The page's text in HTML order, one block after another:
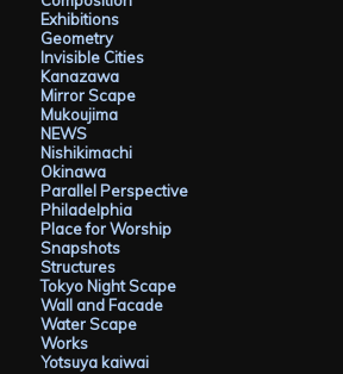
Exhibitions
Geometry
Invisible Cities
Kanazawa
Mirror Scape
Mukoujima
NEWS
Nishikimachi
Okinawa
Parallel Perspective
Philadelphia
Place for Worship
Snapshots
Structures
Tokyo Night Scape
Wall and Facade
Water Scape
Works
Yotsuya kaiwai